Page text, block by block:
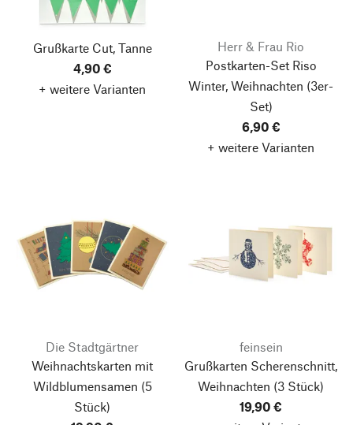
Grußkarte Cut, Tanne
4,90 €
+ weitere Varianten
Herr & Frau Rio
Postkarten-Set Riso
Winter, Weihnachten (3er-
Set)
6,90 €
+ weitere Varianten
Die Stadtgärtner
Weihnachtskarten mit
Wildblumensamen (5
Stück)
feinsein
Grußkarten Scherenschnitt,
Weihnachten (3 Stück)
19,90 €